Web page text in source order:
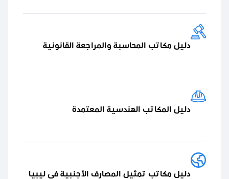
دليل مكاتب المحاسبة والمراجعة القانونية
دليل المكاتب الهندسية المعتمدة
دليل مكاتب تمثيل المصارف الأجنبية في ليبيا